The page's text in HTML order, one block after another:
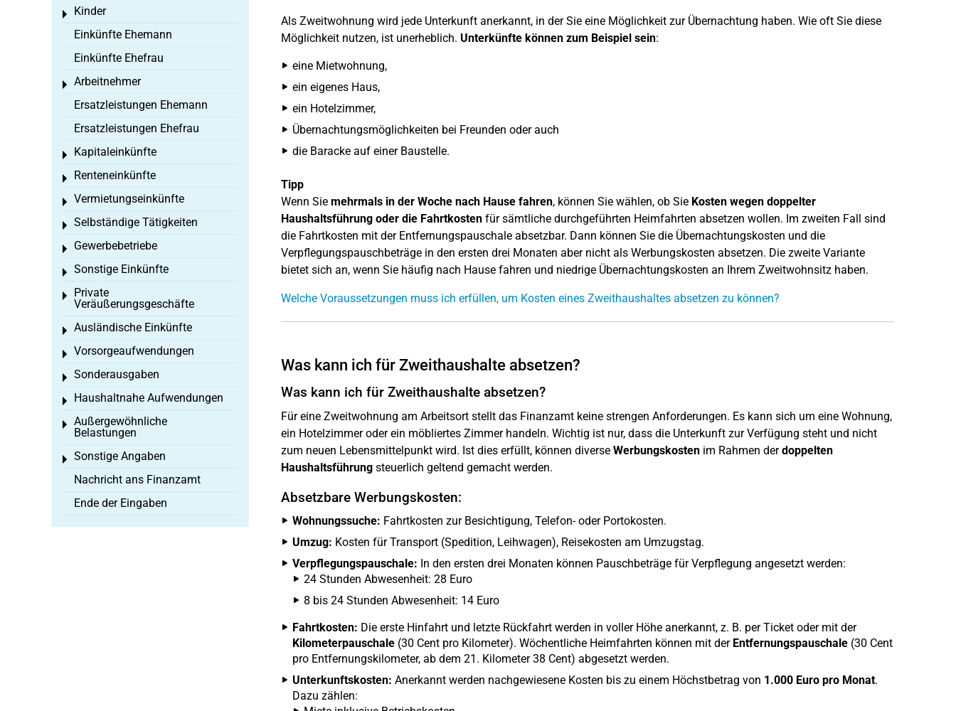
Als Zweitwohnung wird jede Unterkunft anerkannt, in der Sie eine Möglichkeit zur Übernachtung haben. Wie oft Sie diese
Möglichkeit nutzen, ist unerheblich. Unterkünfte können zum Beispiel sein:
eine Mietwohnung,
ein eigenes Haus,
ein Hotelzimmer,
Übernachtungsmöglichkeiten bei Freunden oder auch
die Baracke auf einer Baustelle.
Tipp
Wenn Sie mehrmals in der Woche nach Hause fahren, können Sie wählen, ob SieKosten wegen doppelter
Haushaltsführung oder die Fahrtkostenfür sämtliche durchgeführten Heimfahrten absetzen wollen. Im zweiten Fall sind
die Fahrtkosten mit der Entfernungspauschale absetzbar. Dann können Sie die Übernachtungskosten und die
Verpflegungspauschbeträge in den ersten drei Monaten aber nicht als Werbungskosten absetzen. Die zweite Variante
bietet sich an, wenn Sie häufig nach Hause fahren und niedrige Übernachtungskosten an Ihrem Zweitwohnsitz haben.
Welche Voraussetzungen muss ich erfüllen, um Kosten eines Zweithaushaltes absetzen zu können?
Was kann ich für Zweithaushalte absetzen?
Was kann ich für Zweithaushalte absetzen?
Für eine Zweitwohnung am Arbeitsort stellt das Finanzamt keine strengen Anforderungen. Es kann sich um eine Wohnung,
ein Hotelzimmer oder ein möbliertes Zimmer handeln. Wichtig ist nur, dass die Unterkunft zur Verfügung steht und nicht
zum neuen Lebensmittelpunkt wird. Ist dies erfüllt, können diverse Werbungskostenim Rahmen derdoppelten
Haushaltsführungsteuerlich geltend gemacht werden.
Absetzbare Werbungskosten:
Wohnungssuche: Fahrtkosten zur Besichtigung, Telefon- oder Portokosten.
Umzug: Kosten für Transport (Spedition, Leihwagen), Reisekosten am Umzugstag.
Verpflegungspauschale: In den ersten drei Monaten können Pauschbeträge für Verpflegung angesetzt werden:
24 Stunden Abwesenheit: 28 Euro
8 bis 24 Stunden Abwesenheit: 14 Euro
Fahrtkosten: Die erste Hinfahrt und letzte Rückfahrt werden in voller Höhe anerkannt, z. B. per Ticket oder mit der
Kilometerpauschale(30 Cent pro Kilometer). Wöchentliche Heimfahrten können mit der Entfernungspauschale(30 Cent
pro Entfernungskilometer, ab dem 21. Kilometer 38 Cent) abgesetzt werden.
Unterkunftskosten: Anerkannt werden nachgewiesene Kosten bis zu einem Höchstbetrag von 1.000 Euro pro Monat.
Dazu zählen:
Kinder
Toggle menu
Einkünfte Ehemann
Einkünfte Ehefrau
Arbeitnehmer
Toggle menu
Ersatzleistungen Ehemann
Ersatzleistungen Ehefrau
Kapitaleinkünfte
Toggle menu
Renteneinkünfte
Toggle menu
Vermietungseinkünfte
Toggle menu
Selbständige Tätigkeiten
Toggle menu
Gewerbebetriebe
Toggle menu
Sonstige Einkünfte
Toggle menu
Private
Veräußerungsgeschäfte
Toggle menu
Ausländische Einkünfte
Toggle menu
Vorsorgeaufwendungen
Toggle menu
Sonderausgaben
Toggle menu
Haushaltnahe Aufwendungen
Toggle menu
Außergewöhnliche
Belastungen
Toggle menu
Sonstige Angaben
Toggle menu
Nachricht ans Finanzamt
Ende der Eingaben